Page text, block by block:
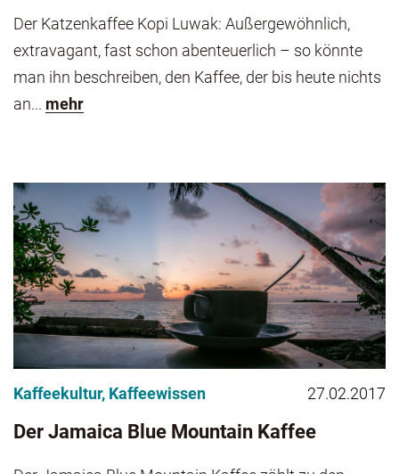
Der Katzenkaffee Kopi Luwak: Außergewöhnlich,
extravagant, fast schon abenteuerlich – so könnte
man ihn beschreiben, den Kaffee, der bis heute nichts
an... mehr
Kaffeekultur, Kaffeewissen 27.02.2017
Der Jamaica Blue Mountain Kaffee